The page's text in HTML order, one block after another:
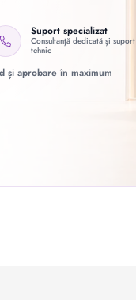
Suport specializat
Consultanță dedicată și suport
tehnic
și aprobare în maximum